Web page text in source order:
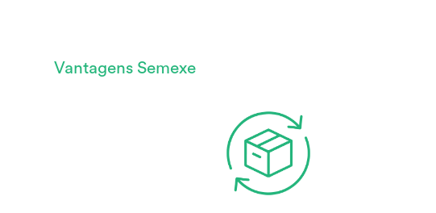
Vantagens Semexe